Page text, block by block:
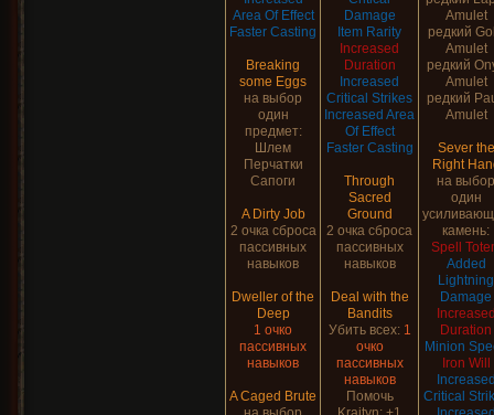
Area Of Effect
Faster Casting
Breaking
some Eggs
на выбор
один
предмет:
Шлем
Перчатки
Сапоги
A Dirty Job
2 очка сброса
пассивных
навыков
Dweller of the
Deep
1 очко
пассивных
навыков
A Caged Brute
Damage
Item Rarity
Increased
Duration
Increased
Critical Strikes
Increased Area
Of Effect
Faster Casting
Through
Sacred
Ground
2 очка сброса
пассивных
навыков
Deal with the
Bandits
Убить всех: 1
очко
пассивных
навыков
Помочь
Amulet
редкий
Amulet
редкий
Amulet
редкий
Amulet
Sever the
Right
на выбор
один
камень:
Spell
Added
Lightning
Damage
Duration
Minion
Iron Will
Critical